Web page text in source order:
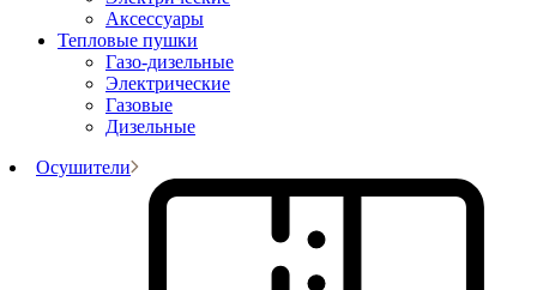
Аксессуары
Тепловые пушки
Газо-дизельные
Электрические
Газовые
Дизельные
Осушители